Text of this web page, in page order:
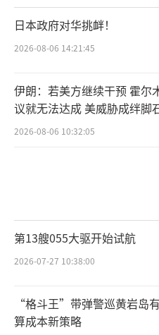
希望在遏制中国和维
平衡点。中方则抓住
和全球布局。两国在
促合作，这才是未来
几年，中美还会有摩
再回到单一对抗的老
日本政府对华挑衅！
2026-08-06 14:21:45
伊朗：若美方继续干预 霍尔
议就无法达成 美威胁成绊脚
2026-08-06 10:32:05
第13艘055大驱开始试航
2026-07-27 10:38:00
“格斗王”带弹警巡黄岩岛
算成本新策略